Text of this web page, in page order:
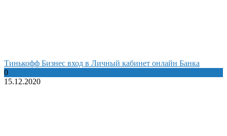
Тинькофф Бизнес вход в Личный кабинет онлайн Банка
0
15.12.2020